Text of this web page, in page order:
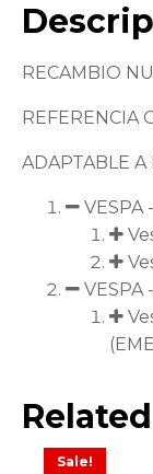
RECAMBIO
REFERENCIA
ADAPTABLE A
VESPA
VESPA
Sale!